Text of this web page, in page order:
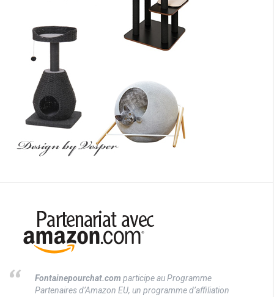
Fontainepourchat.com participe au Programme
Partenaires d’Amazon EU, un programme d’affiliation